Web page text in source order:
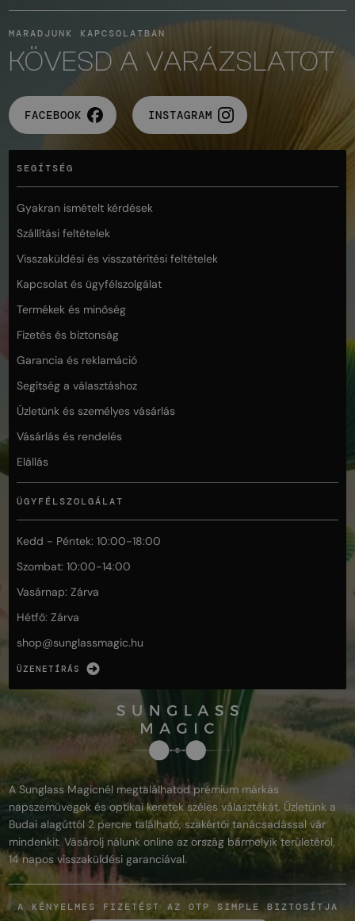
MARADJUNK KAPCSOLATBAN
KÖVESD A VARÁZSLATOT
FACEBOOK INSTAGRAM
SEGÍTSÉG
Gyakran ismételt kérdések
Szállítási feltételek
Visszaküldési és visszatérítési feltételek
Kapcsolat és ügyfélszolgálat
Termékek és minőség
Fizetés és biztonság
Garancia és reklamáció
Segítség a választáshoz
Üzletünk és személyes vásárlás
Vásárlás és rendelés
Elállás
ÜGYFÉLSZOLGÁLAT
Kedd - Péntek: 10:00-18:00
Szombat: 10:00-14:00
Vasárnap: Zárva
Hétfő: Zárva
shop@sunglassmagic.hu
ÜZENETÍRÁS
A Sunglass Magicnél megtalálhatod prémium márkás
napszemüvegek és optikai keretek széles választékát. Üzletünk a
Budai alagúttól 2 percre található, szakértői tanácsadással vár
mindenkit. Vásárolj nálunk online az ország bármelyik területéről,
14 napos visszaküldési garanciával.
A KÉNYELMES FIZETÉST AZ OTP SIMPLE BIZTOSÍTJA